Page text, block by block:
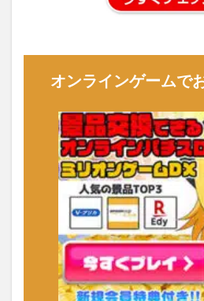
オンラインゲームで